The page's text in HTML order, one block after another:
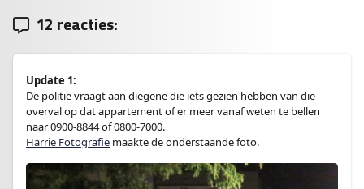
12 reacties:
Update 1:
De politie vraagt aan diegene die iets gezien hebben van die
overval op dat appartement of er meer vanaf weten te bellen
naar 0900-8844 of 0800-7000.
Harrie Fotografie maakte de onderstaande foto.